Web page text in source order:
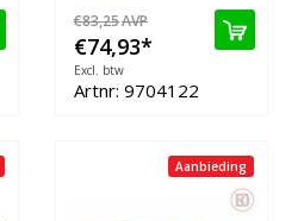
€83,25AVP
€74,93*
Excl. btw
Artnr: 9704122
Aanbieding